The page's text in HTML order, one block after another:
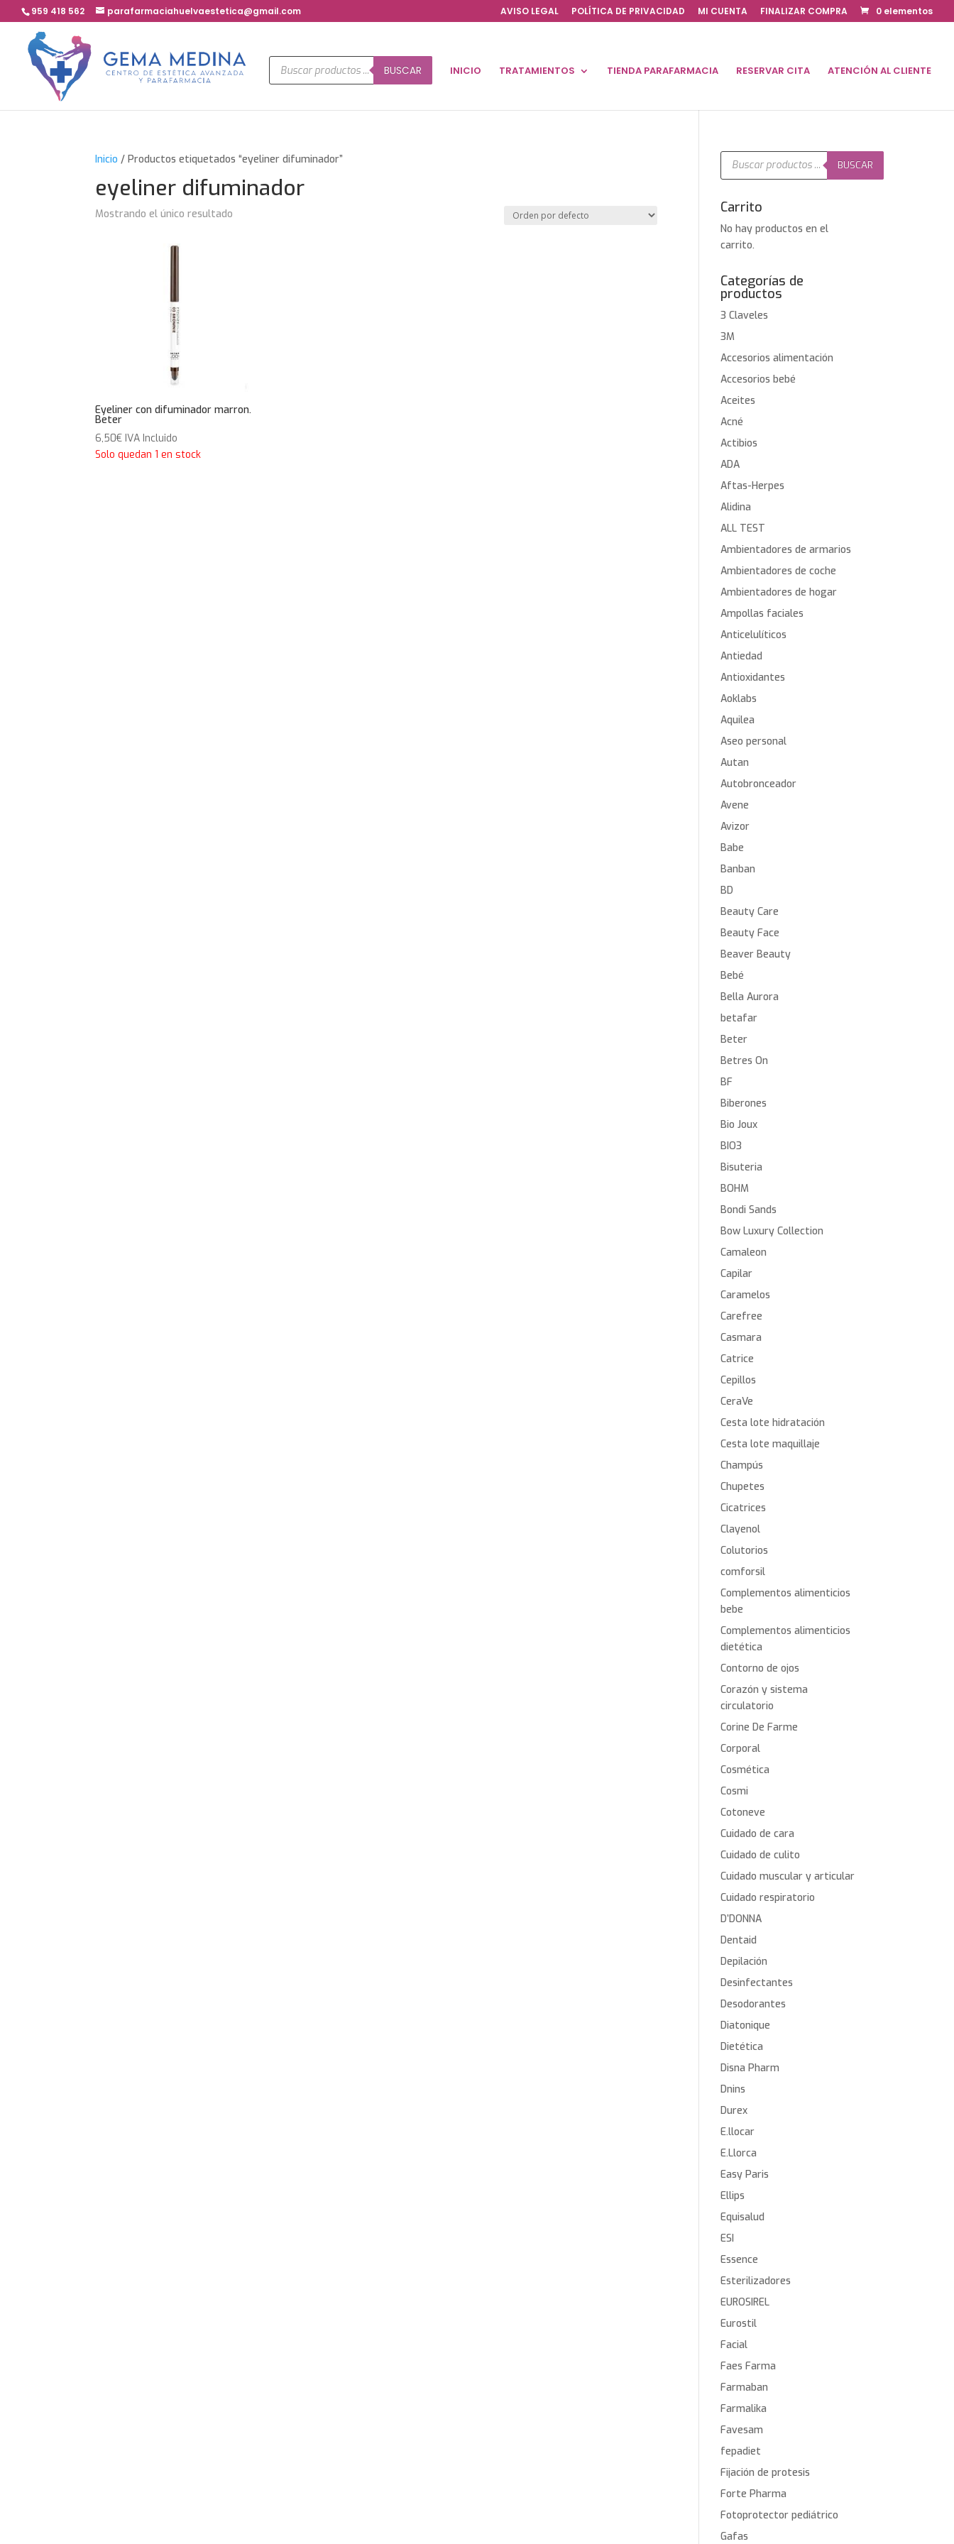
959 418 562 parafarmaciahuelvaestetica@gmail.com AVISO LEGAL POLÍTICA DE PRIVACIDAD MI CUENTA FINALIZAR COMPRA 0 elementos
Búsqueda
de
productos
BUSCAR INICIO TRATAMIENTOS TIENDA PARAFARMACIA RESERVAR CITA ATENCIÓN AL CLIENTE
Inicio / Productos etiquetados “eyeliner difuminador”
eyeliner difuminador
Mostrando el único resultado
Eyeliner con difuminador marron.
Beter
6,50€ IVA Incluido
Solo quedan 1 en stock
Búsqueda
productos
BUSCAR
Carrito
No hay productos en el
carrito.
Categorías de
productos
3 Claveles
3M
Accesorios alimentación
Accesorios bebé
Aceites
Acné
Actibios
ADA
Aftas-Herpes
Alidina
ALL TEST
Ambientadores de armarios
Ambientadores de coche
Ambientadores de hogar
Ampollas faciales
Anticelulíticos
Antiedad
Antioxidantes
Aoklabs
Aquilea
Aseo personal
Autan
Autobronceador
Avene
Avizor
Babe
Banban
BD
Beauty Care
Beauty Face
Beaver Beauty
Bebé
Bella Aurora
betafar
Beter
Betres On
BF
Biberones
Bio Joux
BIO3
Bisuteria
BOHM
Bondi Sands
Bow Luxury Collection
Camaleon
Capilar
Caramelos
Carefree
Casmara
Catrice
Cepillos
CeraVe
Cesta lote hidratación
Cesta lote maquillaje
Champús
Chupetes
Cicatrices
Clayenol
Colutorios
comforsil
Complementos alimenticios
bebe
Complementos alimenticios
dietética
Contorno de ojos
Corazón y sistema
circulatorio
Corine De Farme
Corporal
Cosmética
Cosmi
Cotoneve
Cuidado de cara
Cuidado de culito
Cuidado muscular y articular
Cuidado respiratorio
D’DONNA
Dentaid
Depilación
Desinfectantes
Desodorantes
Diatonique
Dietética
Disna Pharm
Dnins
Durex
E.llocar
E.Llorca
Easy Paris
Ellips
Equisalud
ESI
Essence
Esterilizadores
EUROSIREL
Eurostil
Facial
Faes Farma
Farmaban
Farmalika
Favesam
fepadiet
Fijación de protesis
Forte Pharma
Fotoprotector pediátrico
Gafas